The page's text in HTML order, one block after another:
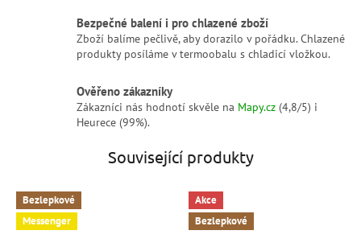
Bezpečné balení i pro chlazené zboží
Zboží balíme pečlivě, aby dorazilo v pořádku. Chlazené
produkty posíláme v termoobalu s chladicí vložkou.
Ověřeno zákazníky
Zákazníci nás hodnotí skvěle na Mapy.cz (4,8/5) i
Heurece (99%).
Související produkty
Bezlepkové
Messenger
Akce
Bezlepkové